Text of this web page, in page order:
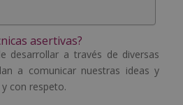
asertivas?
desarrollar a través de diversas
a comunicar nuestras ideas y
con respeto.